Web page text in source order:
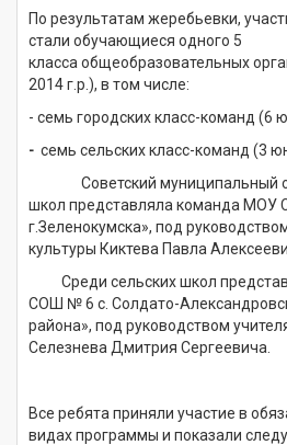
По результатам жеребьевки,
стали обучающиеся одного 5
класса общеобразовательных
2014 г.р.), в том числе:
- семь городских класс-команд (6
- семь сельских класс-команд (3
Советский муниципальный
школ представляла команда
г.Зеленокумска», под
культуры Киктева Павла
Среди сельских школ
СОШ № 6 с. Солдато-
района», под руководством
Селезнева Дмитрия Сергеевича.
Все ребята приняли участие в
видах программы и показали